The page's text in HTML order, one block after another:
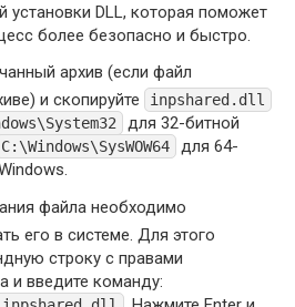
установки DLL, которая поможет
более безопасно и быстро.
архив (если файл
и скопируйте
inpshared.dll
для 32-битной
C:\Windows\SysWOW64
для 64-
файла необходимо
его в системе. Для этого
строку с правами
и введите команду: